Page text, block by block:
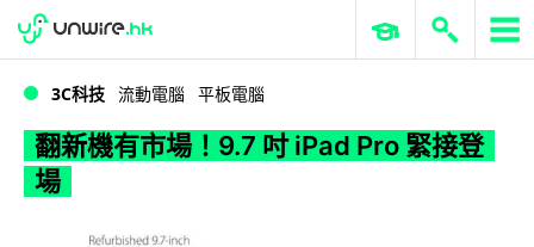
翻新機有市場！9.7 吋 iPad Pro 緊接登場
WWDC 2026 ERP 與商業 AI
3C科技 流動電腦 平板電腦
翻新機有市場！9.7 吋 iPad Pro 緊接登
場